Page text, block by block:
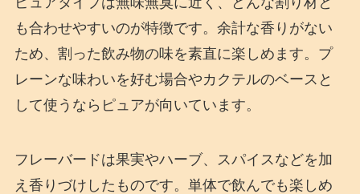
も合わせやすいのが特徴です。余計な香りがない
ため、割った飲み物の味を素直に楽しめます。プ
レーンな味わいを好む場合やカクテルのベースと
して使うならピュアが向いています。
フレーバードは果実やハーブ、スパイスなどを加
え香りづけしたものです。単体で飲んでも楽しめ